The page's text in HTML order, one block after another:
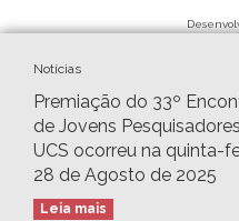
Notícias
Premiação do 33º
de Jovens
UCS ocorreu na quinta-
28 de Agosto de 2025
Leia mais